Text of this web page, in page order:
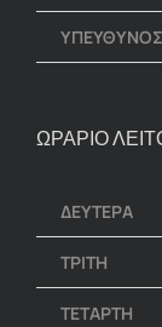
ΥΠΕΥΘΥΝΟΣ
ΩΡΑΡΙΟ
ΔΕΥΤΕΡΑ
ΤΡΙΤΗ
ΤΕΤΑΡΤΗ